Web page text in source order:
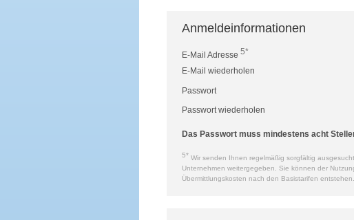
Anmeldeinformationen
E-Mail Adresse 5*
E-Mail wiederholen
Passwort
Passwort wiederholen
Das Passwort muss mindestens acht
5* Wir senden Ihnen regelmäßig sorgfältig
Unternehmen weitergegeben. Sie können der
Übermittlungskosten nach den Basistarifen entstehen.